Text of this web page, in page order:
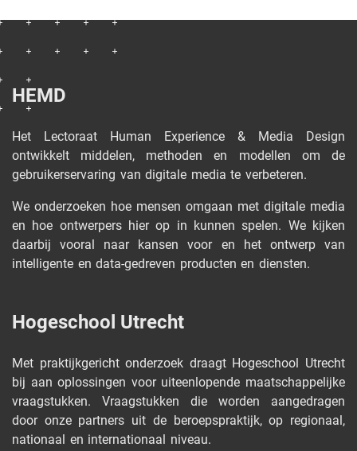
HEMD
Het Lectoraat Human Experience & Media Design
ontwikkelt middelen, methoden en modellen om de
gebruikerservaring van digitale media te verbeteren.
We onderzoeken hoe mensen omgaan met digitale media
en hoe ontwerpers hier op in kunnen spelen. We kijken
daarbij vooral naar kansen voor en het ontwerp van
intelligente en data-gedreven producten en diensten.
Hogeschool Utrecht
Met praktijkgericht onderzoek draagt Hogeschool Utrecht
bij aan oplossingen voor uiteenlopende maatschappelijke
vraagstukken. Vraagstukken die worden aangedragen
door onze partners uit de beroepspraktijk, op regionaal,
nationaal en internationaal niveau.